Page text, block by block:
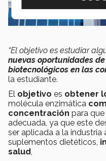
“El objetivo es estudiar
nuevas oportunidades
biotecnológicos en las
la estudiante.
El objetivo es obtener
molécula enzimática
concentración para
adecuada, ya que este
ser aplicada a la industria
suplementos dietéticos,
salud,